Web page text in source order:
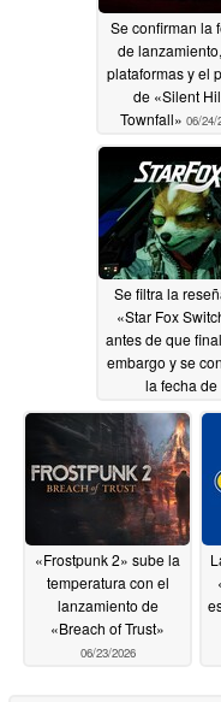
Se confirman la
de
plataformas y el
de «Silent
Townfall» 06/24/
Se filtra la
«Star Fox
antes de que
embargo y se
la fecha de
lanzamiento
remake06/24/
«Frostpunk 2» sube la
temperatura con el
lanzamiento de
«Breach of Trust»
06/23/2026